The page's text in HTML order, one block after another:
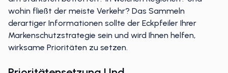
am stärksten betroffen? In welchen Regionen? Und
wohin fließt der meiste Verkehr? Das Sammeln
derartiger Informationen sollte der Eckpfeiler Ihrer
Markenschutzstrategie sein und wird Ihnen helfen,